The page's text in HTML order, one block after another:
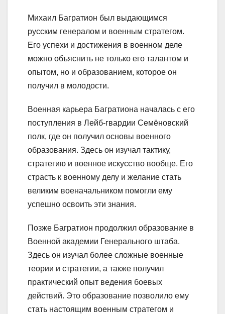
Михаил Багратион был выдающимся
русским генералом и военным стратегом.
Его успехи и достижения в военном деле
можно объяснить не только его талантом и
опытом, но и образованием, которое он
получил в молодости.
Военная карьера Багратиона началась с его
поступления в Лейб-гвардии Семёновский
полк, где он получил основы военного
образования. Здесь он изучал тактику,
стратегию и военное искусство вообще. Его
страсть к военному делу и желание стать
великим военачальником помогли ему
успешно освоить эти знания.
Позже Багратион продолжил образование в
Военной академии Генерального штаба.
Здесь он изучал более сложные военные
теории и стратегии, а также получил
практический опыт ведения боевых
действий. Это образование позволило ему
стать настоящим военным стратегом и